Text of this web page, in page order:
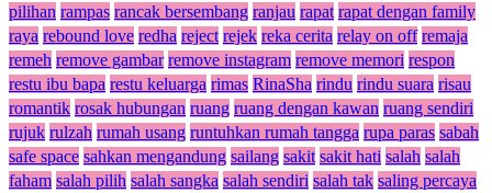
pilihan rampas rancak bersembang ranjau rapat rapat dengan family
raya rebound love redha reject rejek reka cerita relay on off remaja
remeh remove gambar remove instagram remove memori respon
restu ibu bapa restu keluarga rimas RinaSha rindu rindu suara risau
romantik rosak hubungan ruang ruang dengan kawan ruang sendiri
rujuk rulzah rumah usang runtuhkan rumah tangga rupa paras sabah
safe space sahkan mengandung sailang sakit sakit hati salah salah
faham salah pilih salah sangka salah sendiri salah tak saling percaya